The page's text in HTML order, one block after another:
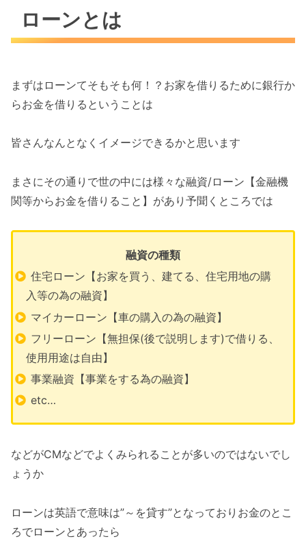
ローンとは
まずはローンてそもそも何！？お家を借りるために銀行か
らお金を借りるということは
皆さんなんとなくイメージできるかと思います
まさにその通りで世の中には様々な融資/ローン【金融機
関等からお金を借りること】があり予聞くところでは
融資の種類
住宅ローン【お家を買う、建てる、住宅用地の購
入等の為の融資】
マイカーローン【車の購入の為の融資】
フリーローン【無担保(後で説明します)で借りる、
使用用途は自由】
事業融資【事業をする為の融資】
etc…
などがCMなどでよくみられることが多いのではないでし
ょうか
ローンは英語で意味は”～を貸す”となっておりお金のとこ
ろでローンとあったら